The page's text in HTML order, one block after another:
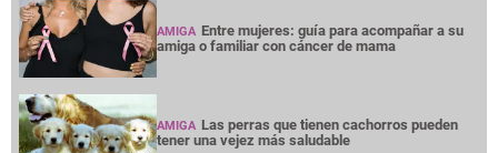
AMIGA Entre mujeres: guía para acompañar a su
amiga o familiar con cáncer de mama
AMIGA Las perras que tienen cachorros pueden
tener una vejez más saludable